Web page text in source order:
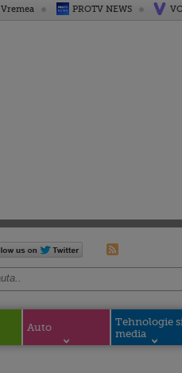
Vremea PROTV NEWS
Auto
Tehnologie
media